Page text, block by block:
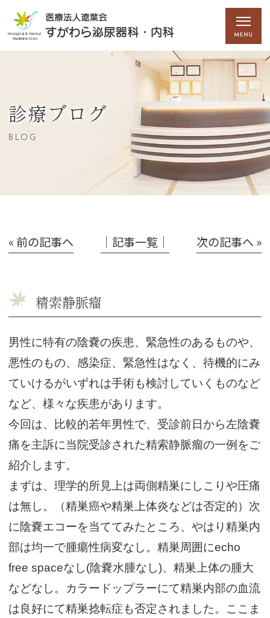
診療ブログ
BLOG
« 前の記事へ │記事一覧│ 次の記事へ »
精索静脈瘤
男性に特有の陰嚢の疾患、緊急性のあるものや、
悪性のもの、感染症、緊急性はなく、待機的にみ
ていけるがいずれは手術も検討していくものなど
など、様々な疾患があります。
今回は、比較的若年男性で、受診前日から左陰嚢
痛を主訴に当院受診された精索静脈瘤の一例をご
紹介します。
まずは、理学的所見上は両側精巣にしこりや圧痛
は無し。（精巣癌や精巣上体炎などは否定的）次
に陰嚢エコーを当ててみたところ、やはり精巣内
部は均一で腫瘍性病変なし。精巣周囲にecho
free spaceなし(陰嚢水腫なし)、精巣上体の腫大
などなし。カラードップラーにて精巣内部の血流
は良好にて精巣捻転症も否定されました。ここま